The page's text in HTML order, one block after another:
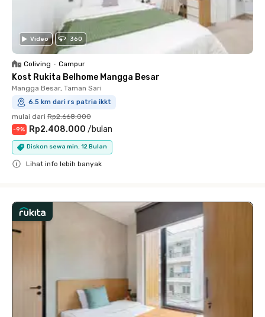
Video 360
Coliving • Campur
Kost Rukita Belhome Mangga Besar
Mangga Besar, Taman Sari
6.5 km dari rs patria ikkt
mulai dari Rp2.668.000
-9% Rp2.408.000 /bulan
Diskon sewa min. 12 Bulan
Lihat info lebih banyak